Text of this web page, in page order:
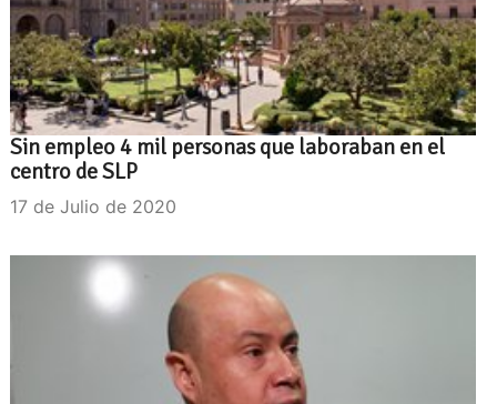
Sin empleo 4 mil personas que laboraban en el
centro de SLP
17 de Julio de 2020